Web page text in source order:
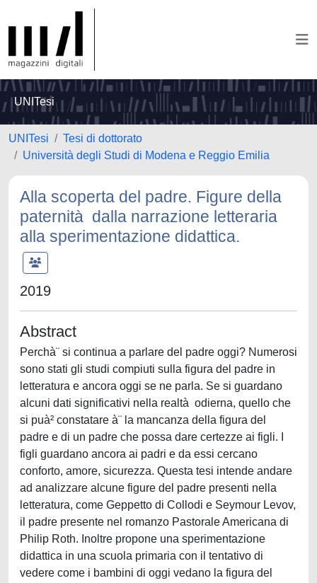
UNITesi
UNITesi
Tesi di dottorato
Università degli Studi di Modena e Reggio Emilia
Alla scoperta del padre. Figure della
paternità dalla narrazione letteraria
alla sperimentazione didattica.
2019
Abstract
Perchà¨ si continua a parlare del padre oggi? Numerosi
sono stati gli studi compiuti sulla figura del padre in
letteratura e ancora oggi se ne parla. Se si guardano
alcuni dati significativi nella realtà odierna, quello che
si puà² constatare à¨ la mancanza della figura del
padre e di un padre che possa dare certezze ai figli. I
figli guardano ancora ai padri e da essi cercano
conforto, amore, sicurezza. Questa tesi intende andare
ad analizzare alcune figure del padre presenti nella
letteratura, come Geppetto di Collodi e Seymour Levov,
il padre presente nel romanzo Pastorale Americana di
Philip Roth. Inoltre propone una sperimentazione
didattica in una scuola primaria con il tentativo di
vedere come i bambini di oggi vedano la figura del